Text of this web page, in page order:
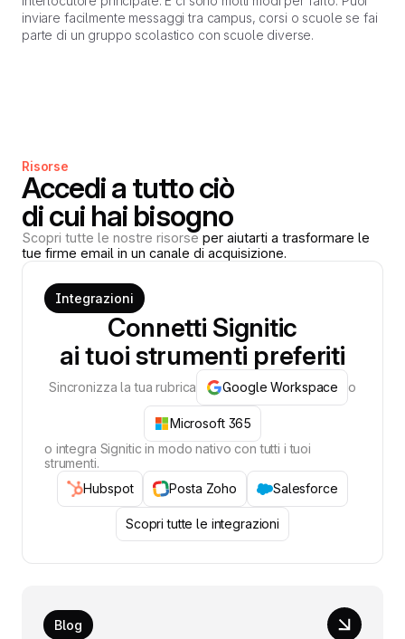
inviare facilmente messaggi tra campus, corsi o scuole se fai
parte di un gruppo scolastico con scuole diverse.
Risorse
Accedi a tutto ciò
di cui hai bisogno
Scopri tutte le nostre risorse per aiutarti a trasformare le
tue firme email in un canale di acquisizione.
Integrazioni
Connetti Signitic
ai tuoi strumenti preferiti
Sincronizza la tua rubrica Google Workspace o
Microsoft 365
o integra Signitic in modo nativo con tutti i tuoi
strumenti.
Hubspot
Posta Zoho Salesforce
Scopri tutte le integrazioni
Blog